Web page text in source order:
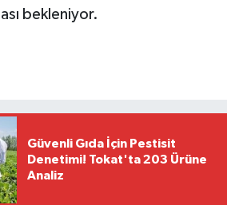
bekleniyor.
Güvenli Gıda İçin Pestisit
Denetimi! Tokat'ta 203 Ürüne
Analiz